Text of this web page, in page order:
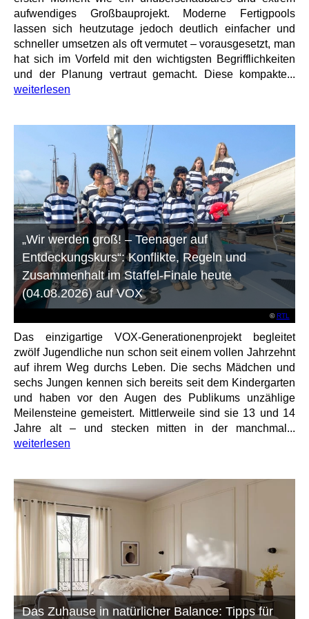
aufwendiges Großbauprojekt. Moderne Fertigpools
lassen sich heutzutage jedoch deutlich einfacher und
schneller umsetzen als oft vermutet – vorausgesetzt, man
hat sich im Vorfeld mit den wichtigsten Begrifflichkeiten
und der Planung vertraut gemacht. Diese kompakte...
weiterlesen
©RTL
„Wir werden groß! – Teenager auf
Entdeckungskurs“: Konflikte, Regeln und
Zusammenhalt im Staffel-Finale heute
(04.08.2026) auf VOX
Das einzigartige VOX-Generationenprojekt begleitet
zwölf Jugendliche nun schon seit einem vollen Jahrzehnt
auf ihrem Weg durchs Leben. Die sechs Mädchen und
sechs Jungen kennen sich bereits seit dem Kindergarten
und haben vor den Augen des Publikums unzählige
Meilensteine gemeistert. Mittlerweile sind sie 13 und 14
Jahre alt – und stecken mitten in der manchmal...
weiterlesen
Das Zuhause in natürlicher Balance: Tipps für